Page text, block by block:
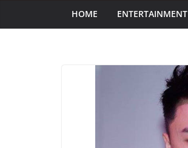
HOME ENTERTAINMENT